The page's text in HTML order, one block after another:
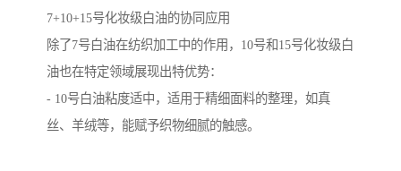
7+10+15号化妆级白油的协同应用
除了7号白油在纺织加工中的作用，10号和15号化妆级白
油也在特定领域展现出特优势：
- 10号白油粘度适中，适用于精细面料的整理，如真
丝、羊绒等，能赋予织物细腻的触感。